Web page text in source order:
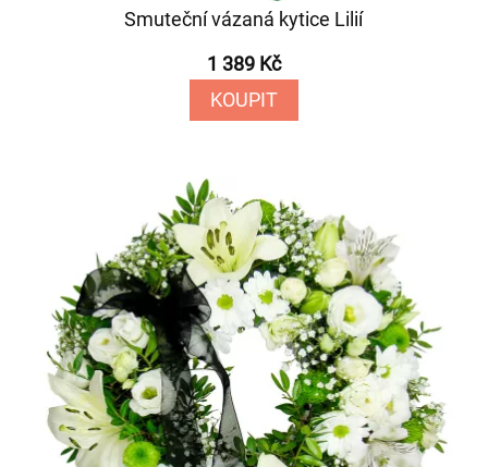
Smuteční vázaná kytice Lilií
1 389 Kč
KOUPIT